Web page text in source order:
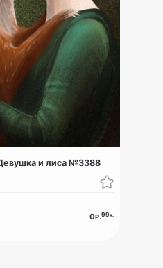
и лиса №3388
0Р.99к.